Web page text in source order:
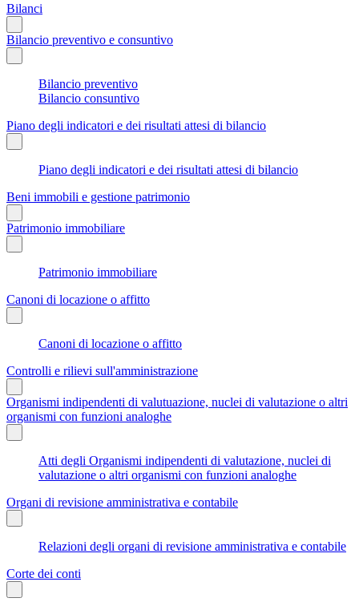
Bilanci
Bilancio preventivo e consuntivo
Bilancio preventivo
Bilancio consuntivo
Piano degli indicatori e dei risultati attesi di bilancio
Piano degli indicatori e dei risultati attesi di bilancio
Beni immobili e gestione patrimonio
Patrimonio immobiliare
Patrimonio immobiliare
Canoni di locazione o affitto
Canoni di locazione o affitto
Controlli e rilievi sull'amministrazione
Organismi indipendenti di valutuazione, nuclei di valutazione o altri
organismi con funzioni analoghe
Atti degli Organismi indipendenti di valutazione, nuclei di
valutazione o altri organismi con funzioni analoghe
Organi di revisione amministrativa e contabile
Relazioni degli organi di revisione amministrativa e contabile
Corte dei conti